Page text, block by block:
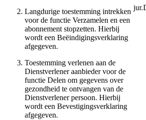
Langdurige toestemming intrekken
voor de functie Verzamelen en een
abonnement stopzetten. Hierbij
wordt een Beëindigingsverklaring
afgegeven.
Toestemming verlenen aan de
Dienstverlener aanbieder voor de
functie Delen om gegevens over
gezondheid te ontvangen van de
Dienstverlener persoon. Hierbij
wordt een Bevestigingsverklaring
afgegeven.